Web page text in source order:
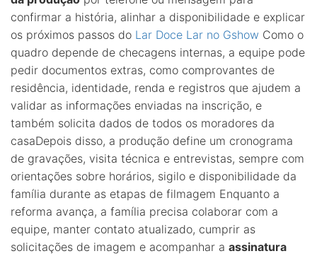
confirmar a história, alinhar a disponibilidade e explicar
os próximos passos do Lar Doce Lar no Gshow Como o
quadro depende de checagens internas, a equipe pode
pedir documentos extras, como comprovantes de
residência, identidade, renda e registros que ajudem a
validar as informações enviadas na inscrição, e
também solicita dados de todos os moradores da
casaDepois disso, a produção define um cronograma
de gravações, visita técnica e entrevistas, sempre com
orientações sobre horários, sigilo e disponibilidade da
família durante as etapas de filmagem Enquanto a
reforma avança, a família precisa colaborar com a
equipe, manter contato atualizado, cumprir as
solicitações de imagem e acompanhar a assinatura